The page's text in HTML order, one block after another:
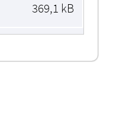
369,1 kB